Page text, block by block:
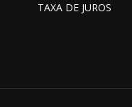
TAXA DE JUROS